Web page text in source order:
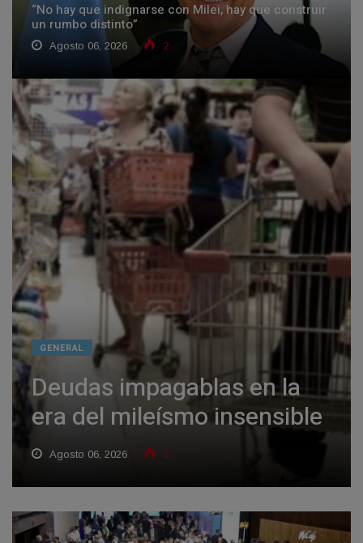
“No hay que indignarse con Milei, hay que construir
un rumbo distinto”
Agosto 06, 2026 2
GENERAL
Deudas impagablas en la
era del mileísmo insensible
Agosto 06, 2026 2